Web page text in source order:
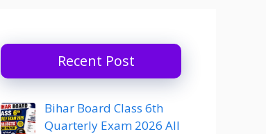
Recent Post
Bihar Board Class 6th
Quarterly Exam 2026 All